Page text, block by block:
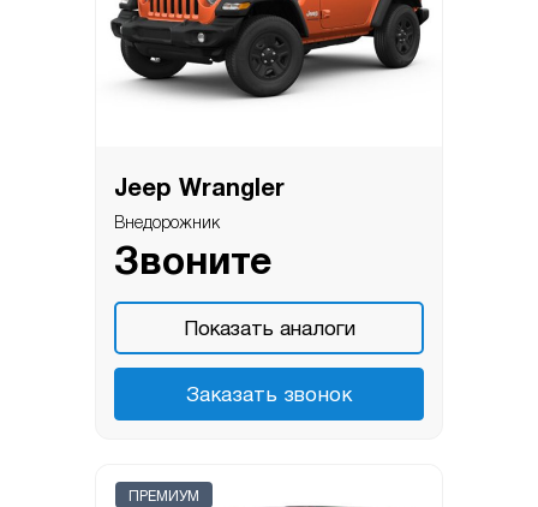
Jeep Wrangler
Внедорожник
Звоните
Показать аналоги
Заказать звонок
ПРЕМИУМ